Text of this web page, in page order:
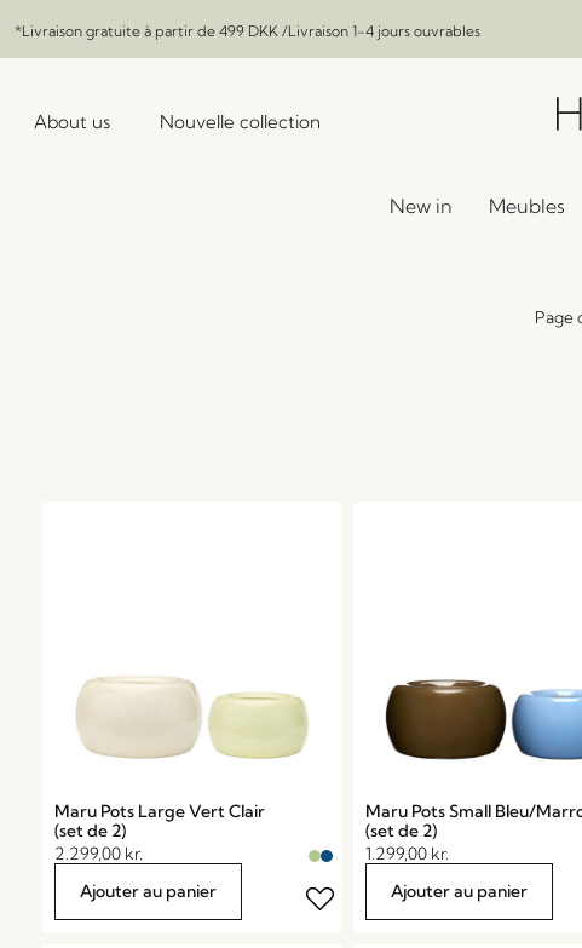
*Livraison gratuite à partir de 499 DKK /Livraison 1-4 jours ouvrables
About us Nouvelle collection
New in Meubles
Page
Maru Pots Large Vert Clair
(set de 2)
2.299,00 kr.
Ajouter au panier
Maru Pots Small Bleu/
(set de 2)
1.299,00 kr.
Ajouter au panier